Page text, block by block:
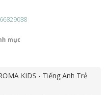
mục
KIDS - Tiếng Anh Trẻ